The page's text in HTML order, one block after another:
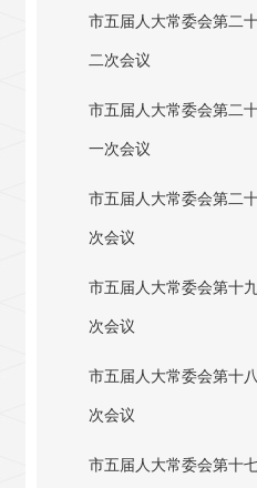
市五届人大常委会第二
二次会议
市五届人大常委会第二
一次会议
市五届人大常委会第二
次会议
市五届人大常委会第十
次会议
市五届人大常委会第十八
次会议
市五届人大常委会第十